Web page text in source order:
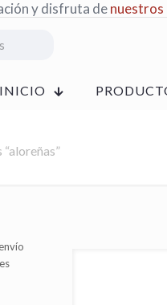
y disfruta de
INICIO